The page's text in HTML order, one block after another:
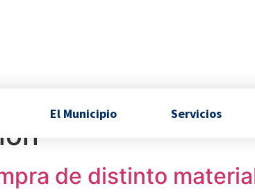
El Municipio Servicios
de distinto